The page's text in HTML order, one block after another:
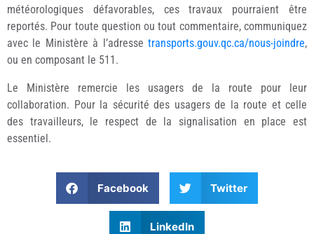
météorologiques défavorables, ces travaux pourraient être
reportés. Pour toute question ou tout commentaire, communiquez
avec le Ministère à l’adresse transports.gouv.qc.ca/nous-joindre,
ou en composant le 511.
Le Ministère remercie les usagers de la route pour leur
collaboration. Pour la sécurité des usagers de la route et celle
des travailleurs, le respect de la signalisation en place est
essentiel.
Facebook Twitter
LinkedIn